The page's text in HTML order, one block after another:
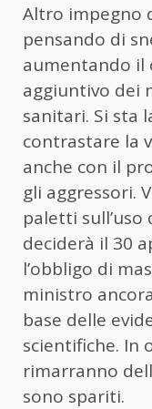
Altro impegno
pensando di
aumentando il
aggiuntivo dei
sanitari. Si sta
contrastare la
anche con il
gli aggressori.
paletti sull’uso
deciderà il 30
l’obbligo di
ministro
base delle
scientifiche. In
rimarranno
sono spariti.